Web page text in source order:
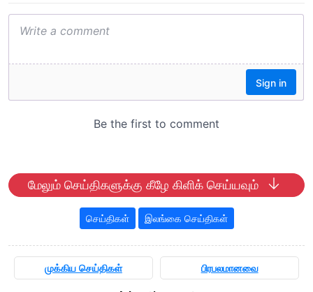
மேலும் செய்திகளுக்கு கீழே கிளிக் செய்யவும்
செய்திகள் இலங்கை செய்திகள்
முக்கிய செய்திகள் பிரபலமானவை